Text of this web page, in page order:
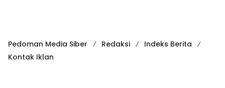
Pedoman Media Siber Redaksi
Indeks Berita
Kontak Iklan